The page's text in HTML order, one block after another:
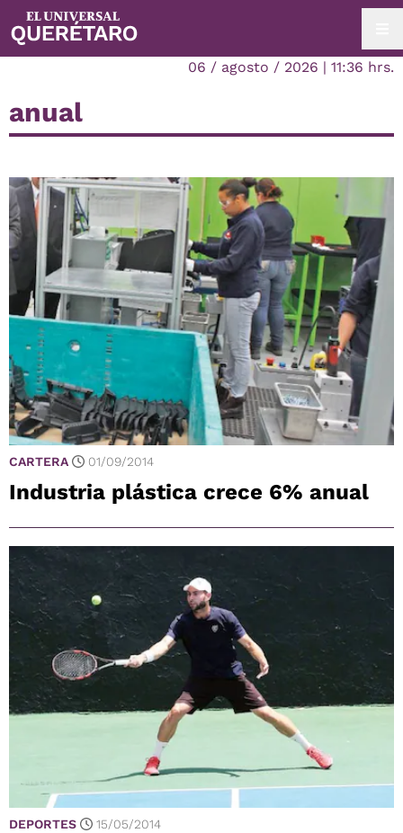
06 / agosto / 2026 | 11:36 hrs.
anual
CARTERA 01/09/2014
Industria plástica crece 6% anual
DEPORTES 15/05/2014